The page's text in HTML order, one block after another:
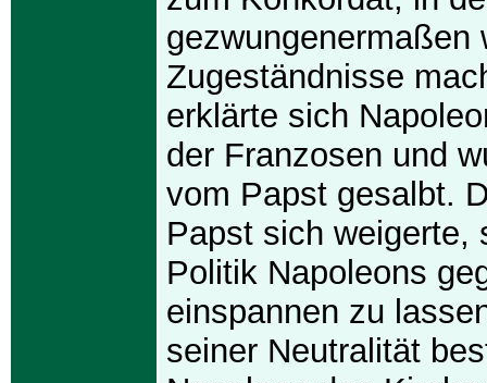
gezwungenermaßen
Zugeständnisse
erklärte sich
der Franzosen und
vom Papst gesalbt.
Papst sich weigerte,
Politik Napoleons
einspannen zu
seiner Neutralität